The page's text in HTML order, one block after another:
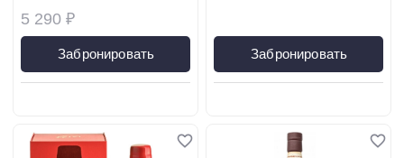
5 290 ₽
Забронировать Забронировать